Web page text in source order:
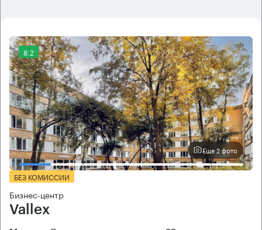
8.2
Еще 2 фото
БЕЗ КОМИССИИ
Бизнес-центр
Vallex